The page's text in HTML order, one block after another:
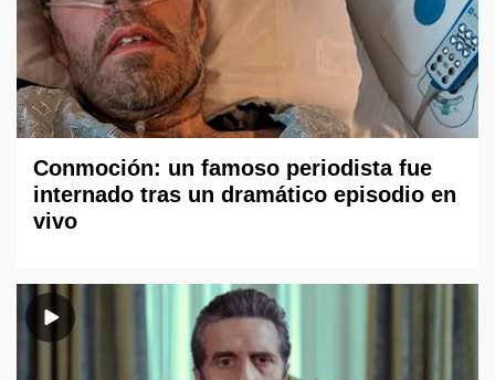
Conmoción: un famoso periodista fue
internado tras un dramático episodio en
vivo